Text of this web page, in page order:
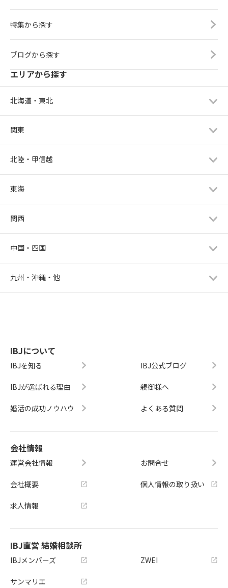
特集から探す
ブログから探す
エリアから探す
北海道・東北
関東
北陸・甲信越
東海
関西
中国・四国
九州・沖縄・他
IBJについて
IBJを知る
IBJが選ばれる理由
婚活の成功ノウハウ
IBJ公式ブログ
親御様へ
よくある質問
会社情報
運営会社情報
会社概要
求人情報
お問合せ
個人情報の取り扱い
IBJ直営 結婚相談所
IBJメンバーズ
サンマリエ
ZWEI